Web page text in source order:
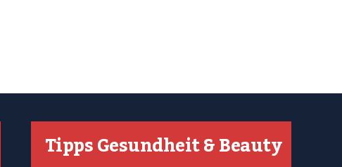
Tipps Gesundheit & Beauty